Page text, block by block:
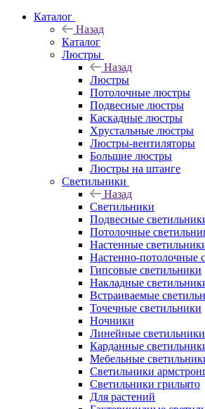
Каталог
Назад
Каталог
Люстры
Назад
Люстры
Потолочные люстры
Подвесные люстры
Каскадные люстры
Хрустальные люстры
Люстры-вентиляторы
Большие люстры
Люстры на штанге
Светильники
Назад
Светильники
Подвесные
Потолочные
Настенные
Настенно-потолочные
Гипсовые светильники
Накладные
Встраиваемые
Точечные светильники
Ночники
Линейные светильники
Карданные
Мебельные
Светильники
Светильники грильято
Для растений